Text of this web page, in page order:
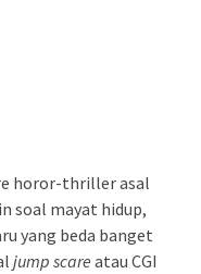
horor-thriller asal
soal mayat hidup,
yang beda banget
jump scare atau CGI